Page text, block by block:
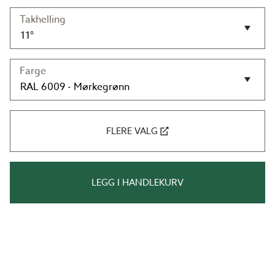
Takhelling
Farge
FLERE VALG
LEGG I HANDLEKURV